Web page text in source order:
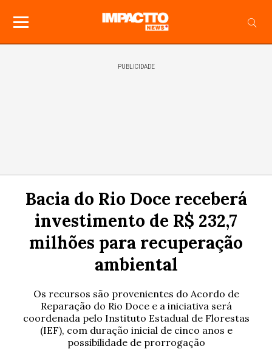
PUBLICIDADE
Bacia do Rio Doce receberá
investimento de R$ 232,7
milhões para recuperação
ambiental
Os recursos são provenientes do Acordo de
Reparação do Rio Doce e a iniciativa será
coordenada pelo Instituto Estadual de Florestas
(IEF), com duração inicial de cinco anos e
possibilidade de prorrogação